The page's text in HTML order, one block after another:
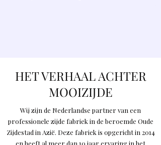
HET VERHAAL ACHTER
MOOIZIJDE
Wij zijn de Nederlandse partner van een
professionele zijde fabriek in de beroemde Oude
Zijdestad in Azië. Deze fabriek is opgericht in 2014
en heeft al meer dan 10 jaar ervaring in het